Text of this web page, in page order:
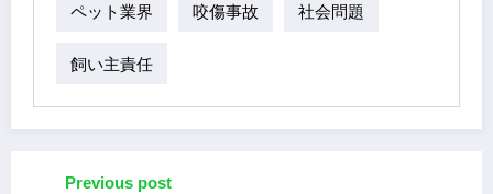
ペット業界 咬傷事故 社会問題
飼い主責任
Previous post